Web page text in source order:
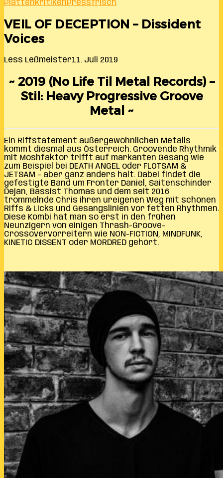
PlattenkritikenPressfrisch
VEIL OF DECEPTION – Dissident
Voices
Less Leßmeister11. Juli 2019
~ 2019 (No Life Til Metal Records) –
Stil: Heavy Progressive Groove
Metal ~
Ein Riffstatement außergewöhnlichen Metalls
kommt diesmal aus Österreich. Groovende Rhythmik
mit Moshfaktor trifft auf markanten Gesang wie
zum Beispiel bei DEATH ANGEL oder FLOTSAM &
JETSAM – aber ganz anders halt. Dabei findet die
gefestigte Band um Fronter Daniel, Saitenschinder
Dejan, Bassist Thomas und dem seit 2016
trommelnde Chris ihren ureigenen Weg mit schönen
Riffs & Licks und Gesangslinien vor fetten Rhythmen.
Diese Kombi hat man so erst in den frühen
Neunzigern von einigen Thrash-Groove-
Crossovervorreitern wie NON-FICTION, MINDFUNK,
KINETIC DISSENT oder MORDRED gehört.